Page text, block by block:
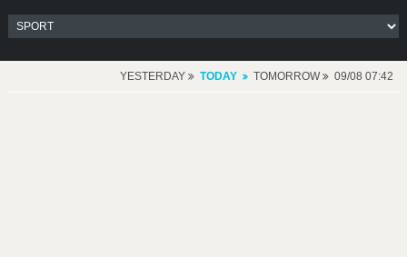
YESTERDAY TODAY TOMORROW 09/08 07:42